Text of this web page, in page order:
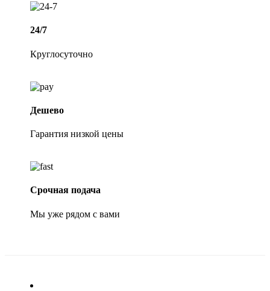
24/7
Круглосуточно
Дешево
Гарантия низкой цены
Срочная подача
Мы уже рядом с вами